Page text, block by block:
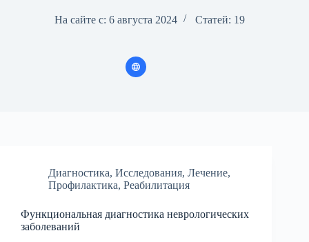
На сайте с: 6 августа 2024 Статей: 19
Диагностика, Исследования, Лечение,
Профилактика, Реабилитация
Функциональная диагностика неврологических
заболеваний